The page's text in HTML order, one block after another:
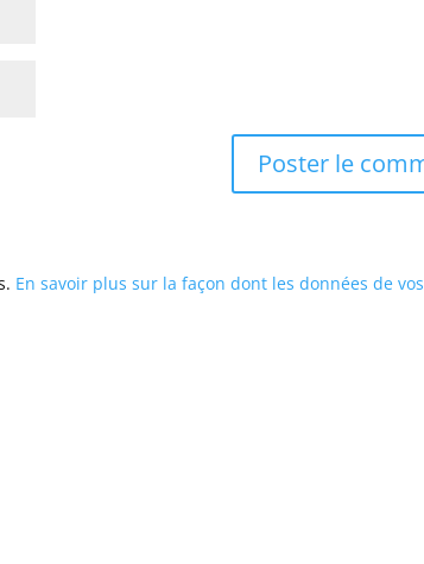
En savoir plus sur la façon dont les données de vos